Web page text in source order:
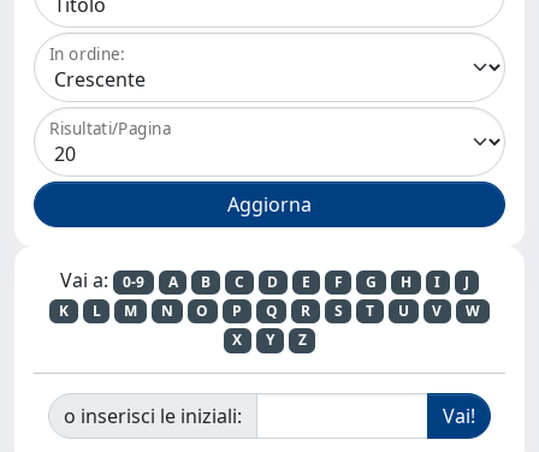
In ordine:
Risultati/Pagina
Vai a: 0-9 A B C D E F G H I
J
K
L M N O P Q R S T U V
W
X
Y Z
o inserisci le iniziali: